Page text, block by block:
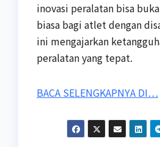
inovasi peralatan bisa
biasa bagi atlet dengan
ini mengajarkan
peralatan yang tepat.
BACA SELENGKAPNYA DI…